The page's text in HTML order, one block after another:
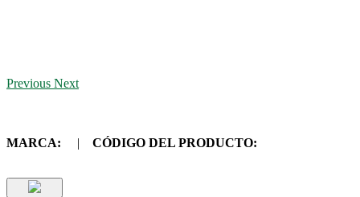
Previous Next
MARCA: | CÓDIGO DEL PRODUCTO: